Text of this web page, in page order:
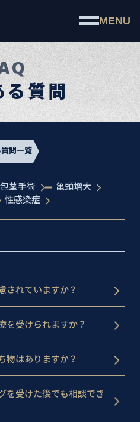
MENU
る質問
問一覧
包茎手術
亀頭増大
性感染症
されていますか？
を受けられますか？
物はありますか？
を受けた後でも相談でき